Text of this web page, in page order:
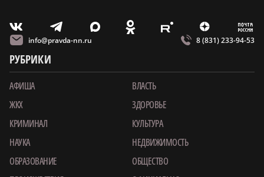
Фото: Александр Аполлонов
250 браков зарегистрировали в Нижегородской области в День семьи,
В День семьи, любви и верности в Нижегородской области
около 100 — в Нижнем Новгороде, в том числе на выездных
площадках.